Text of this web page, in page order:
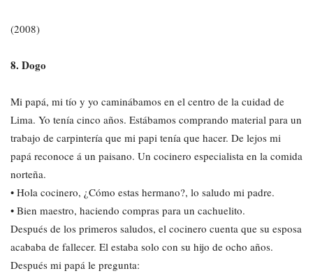
(2008)
8. Dogo
Mi papá, mi tío y yo caminábamos en el centro de la cuidad de
Lima. Yo tenía cinco años. Estábamos comprando material para un
trabajo de carpintería que mi papi tenía que hacer. De lejos mi
papá reconoce á un paisano. Un cocinero especialista en la comida
norteña.
• Hola cocinero, ¿Cómo estas hermano?, lo saludo mi padre.
• Bien maestro, haciendo compras para un cachuelito.
Después de los primeros saludos, el cocinero cuenta que su esposa
acababa de fallecer. El estaba solo con su hijo de ocho años.
Después mi papá le pregunta: